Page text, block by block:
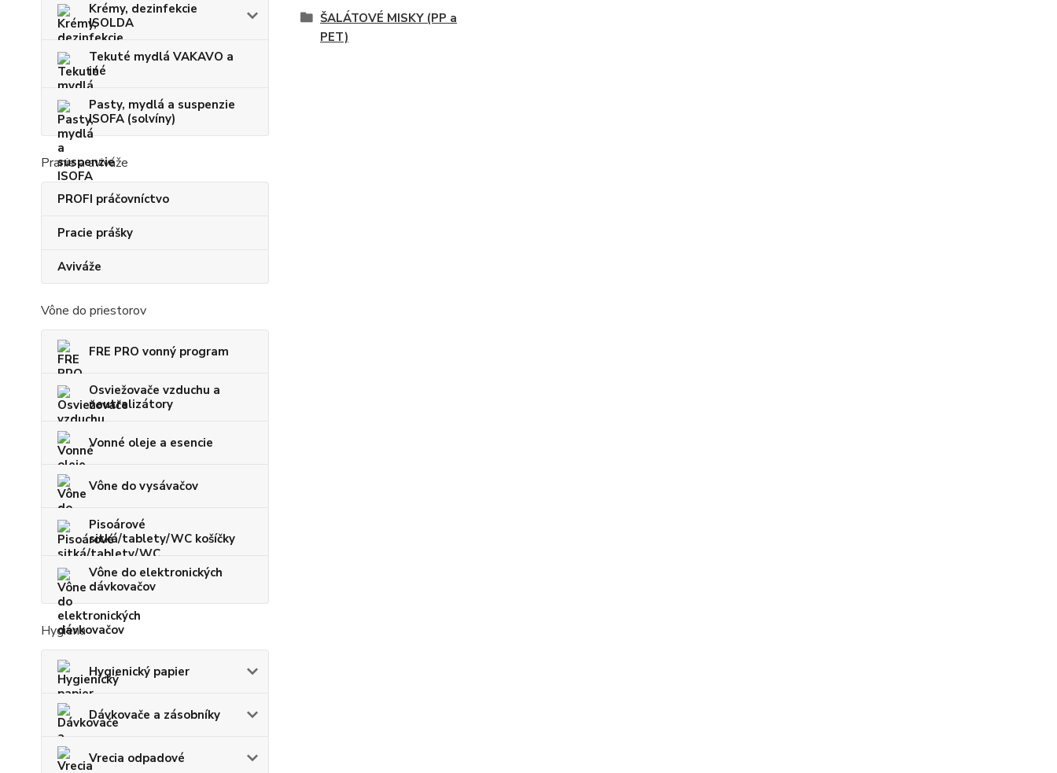
Krémy, dezinfekcie
ISOLDA
Tekuté mydlá VAKAVO a
iné
Pasty, mydlá a suspenzie
ISOFA (solvíny)
Pranie a aviváže
PROFI práčovníctvo
Pracie prášky
Aviváže
Vône do priestorov
FRE PRO vonný program
Osviežovače vzduchu a
neutralizátory
Vonné oleje a esencie
Vône do vysávačov
Pisoárové
sitká/tablety/WC košíčky
Vône do elektronických
dávkovačov
Hygiena
Hygienický papier
Dávkovače a zásobníky
Vrecia odpadové
ŠALÁTOVÉ MISKY (PP a
PET)